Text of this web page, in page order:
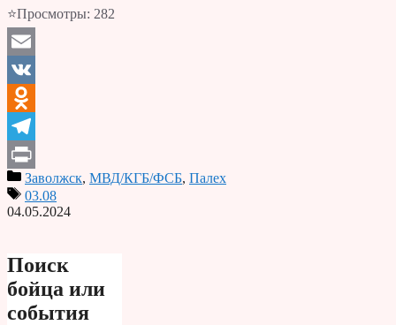
⭐Просмотры: 282
Email
VK
Odnoklassniki
Telegram
PrintЗаволжск, МВД/КГБ/ФСБ, Палех
03.08
04.05.2024
Поиск
бойца или
события